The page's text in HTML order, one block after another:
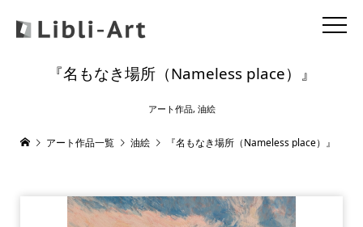
『名もなき場所（Nameless place）』
アート作品, 油絵
アート作品一覧 油絵 『名もなき場所（Nameless place）』